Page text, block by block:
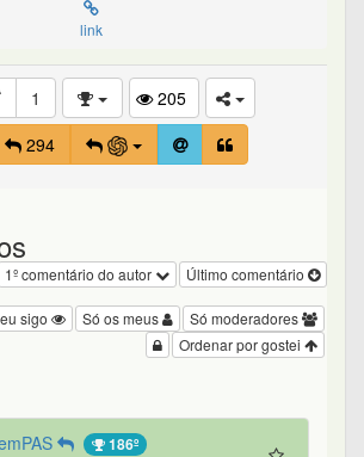
link
1
205
294
Último comentário
1º comentário do autor
Só moderadores
Só os meus
sigo
Ordenar por gostei
186º